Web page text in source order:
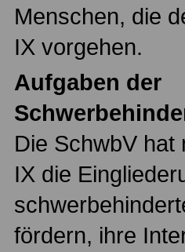
Menschen, die
IX vorgehen.
Aufgaben der
Die SchwbV hat
IX die
fördern, ihre